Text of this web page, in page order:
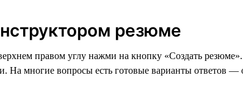
резюме
правом углу нажми на кнопку «Создать
На многие вопросы есть готовые варианты ответов —